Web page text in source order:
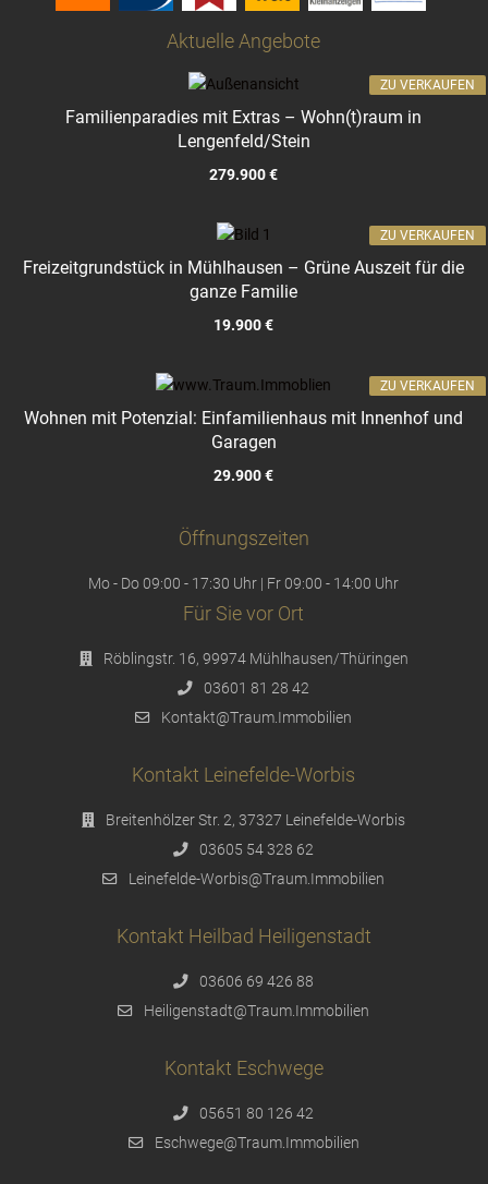
Aktuelle Angebote
Familienparadies mit Extras – Wohn(t)raum in
Lengenfeld/Stein
279.900 €
ZU VERKAUFEN
Freizeitgrundstück in Mühlhausen – Grüne Auszeit für die
ganze Familie
19.900 €
ZU VERKAUFEN
Wohnen mit Potenzial: Einfamilienhaus mit Innenhof und
Garagen
29.900 €
ZU VERKAUFEN
Öffnungszeiten
Mo - Do 09:00 - 17:30 Uhr | Fr 09:00 - 14:00 Uhr
Für Sie vor Ort
Röblingstr. 16, 99974 Mühlhausen/Thüringen
03601 81 28 42
Kontakt@Traum.Immobilien
Kontakt Leinefelde-Worbis
Breitenhölzer Str. 2, 37327 Leinefelde-Worbis
03605 54 328 62
Leinefelde-Worbis@Traum.Immobilien
Kontakt Heilbad Heiligenstadt
03606 69 426 88
Heiligenstadt@Traum.Immobilien
Kontakt Eschwege
05651 80 126 42
Eschwege@Traum.Immobilien